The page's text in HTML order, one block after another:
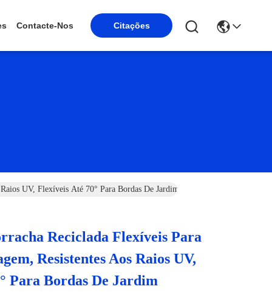
Contacte-Nos Citações
UV, Flexíveis Até 70° Para Bordas De Jardim
Reciclada Flexíveis Para
Resistentes Aos Raios UV,
Para Bordas De Jardim